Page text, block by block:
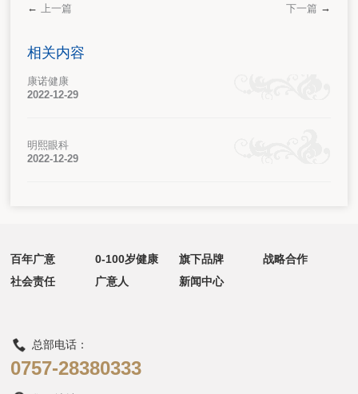
← 上一篇 下一篇 →
相关内容
康诺健康
2022-12-29
明熙眼科
2022-12-29
总部电话：
0757-28380333
百年广意 0-100岁健康 旗下品牌
战略合作
社会责任
广意人 新闻中心